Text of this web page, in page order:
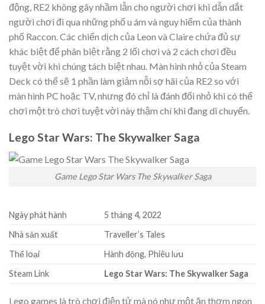
động, RE2 không gây nhầm lẫn cho người chơi khi dẫn dắt
người chơi đi qua những phố u ám và nguy hiểm của thành
phố Raccon. Các chiến dịch của Leon và Claire chứa đủ sự
khác biệt để phân biệt rằng 2 lối chơi và 2 cách chơi đều
tuyệt vời khi chúng tách biệt nhau. Màn hình nhỏ của Steam
Deck có thể sẽ 1 phần làm giảm nỗi sợ hãi của RE2 so với
màn hình PC hoặc TV, nhưng đó chỉ là đánh đổi nhỏ khi có thể
chơi một trò chơi tuyệt vời này thậm chí khi đang di chuyển.
Lego Star Wars: The Skywalker Saga
Game Lego Star Wars The Skywalker Saga
Ngày phát hành
5 tháng 4, 2022
Nhà sản xuất
Traveller’s Tales
Thể loại
Hành động, Phiêu lưu
Steam Link
Lego Star Wars: The Skywalker Saga
Lego games là trò chơi điện tử mà nó như một ăn thơm ngon